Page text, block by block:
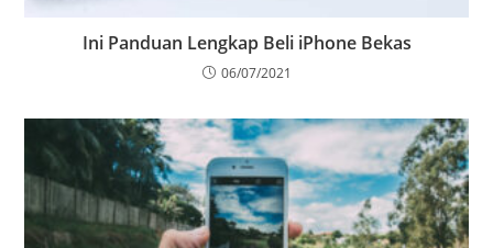
Ini Panduan Lengkap Beli iPhone Bekas
06/07/2021